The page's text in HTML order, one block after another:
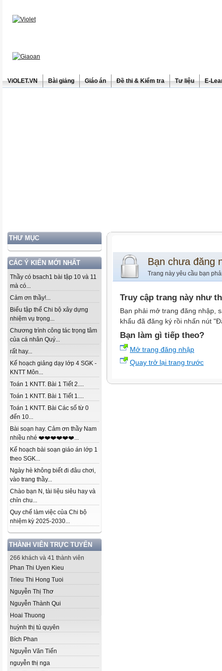
ViOLET.VN Bài giảng Giáo án Đề thi & Kiểm tra Tư liệu E-
THƯ MỤC
CÁC Ý KIẾN MỚI NHẤT
Thầy có bsach1 bài tập 10 và 11
mà có...
Cảm ơn thầy!...
Biểu tập thể Chi bộ xây dựng
nhiệm vụ trọng...
Chương trình công tác trọng tâm
của cá nhân Quý...
rất hay...
Kế hoạch giảng dạy lớp 4 SGK -
KNTT Môn...
Toán 1 KNTT. Bài 1 Tiết 2....
Toán 1 KNTT. Bài 1 Tiết 1....
Toán 1 KNTT. Bài Các số từ 0
đến 10...
Bài soạn hay. Cảm ơn thầy Nam
nhiều nhé ❤️❤️❤️❤️❤️❤️...
Kế hoạch bài soạn giáo án lớp 1
theo SGK...
Ngày hè không biết đi đâu chơi,
vào trang thầy...
Chào bạn N, tài liệu siêu hay và
chỉn chu...
Quy chế làm việc của Chi bộ
nhiệm kỳ 2025-2030...
THÀNH VIÊN TRỰC TUYẾN
266 khách và 41 thành viên
Phan Thi Uyen Kieu
Trieu Thi Hong Tuoi
Nguyễn Thị Thơ
Nguyễn Thành Qui
Hoai Thuong
huỳnh thị tú quyên
Bích Phan
Nguyễn Văn Tiến
nguyễn thị nga
Bạn chưa đăng
Trang này yêu cầu bạn
Truy cập trang này như
Bạn phải mở trang đăng nhập,
khẩu đã đăng ký rồi nhấn nút
Bạn làm gì tiếp theo?
Mở trang đăng nhập
Quay trở lại trang trước